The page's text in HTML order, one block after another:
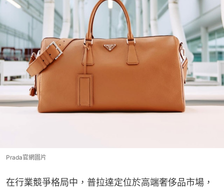
Prada官網圖片
在行業競爭格局中，普拉達定位於高端奢侈品市場，